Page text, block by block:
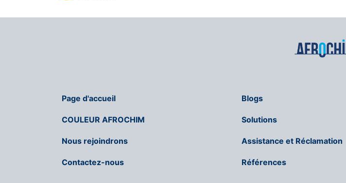
Page d'accueil
COULEUR AFROCHIM
Nous rejoindrons
Contactez-nous
Blogs
Solutions
Assistance et Réclamation
Références